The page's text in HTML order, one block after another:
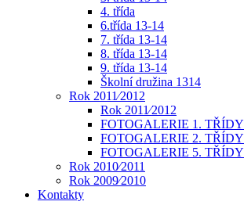
4. třída
6.třída 13-14
7. třída 13-14
8. třída 13-14
9. třída 13-14
Školní družina 1314
Rok 2011⁄2012
Rok 2011⁄2012
FOTOGALERIE 1. TŘÍDY
FOTOGALERIE 2. TŘÍDY
FOTOGALERIE 5. TŘÍDY
Rok 2010⁄2011
Rok 2009⁄2010
Kontakty